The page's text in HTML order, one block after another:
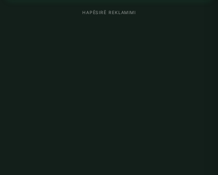
HAPËSIRË REKLAMIMI